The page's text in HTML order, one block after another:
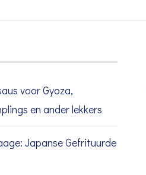
voor Gyoza,
en ander lekkers
Japanse Gefrituurde